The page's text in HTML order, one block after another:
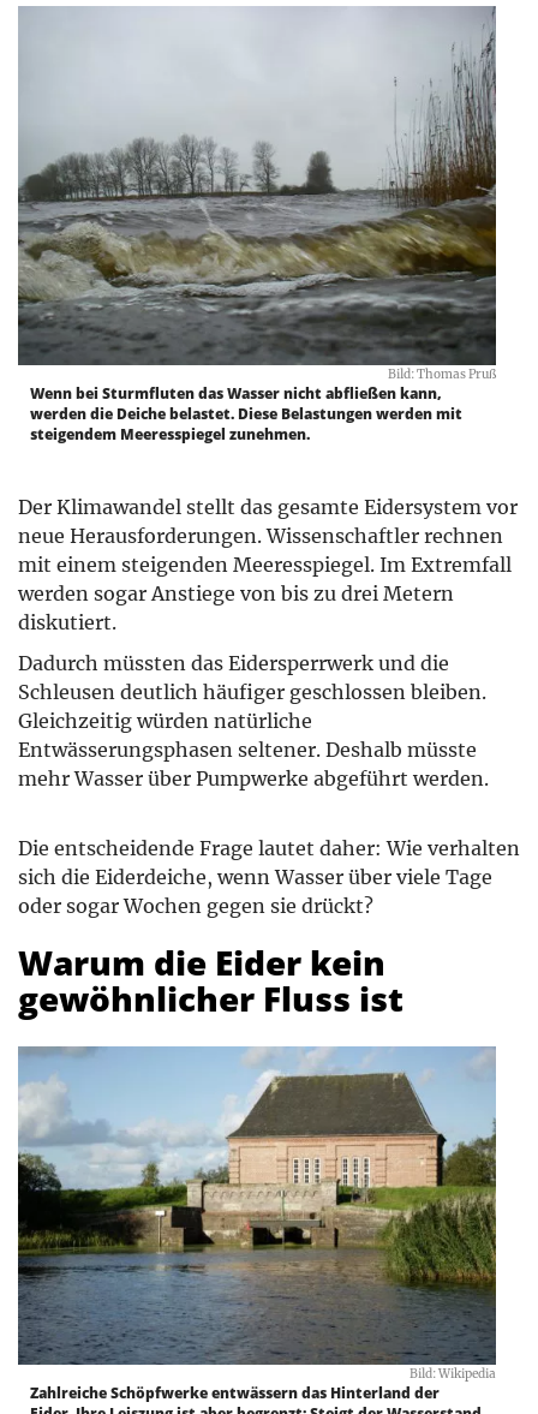
Bild: Thomas Pruß
Wenn bei Sturmfluten das Wasser nicht abfließen kann,
werden die Deiche belastet. Diese Belastungen werden mit
steigendem Meeresspiegel zunehmen.
Der Klimawandel stellt das gesamte Eidersystem vor
neue Herausforderungen. Wissenschaftler rechnen
mit einem steigenden Meeresspiegel. Im Extremfall
werden sogar Anstiege von bis zu drei Metern
diskutiert.
Dadurch müssten das Eidersperrwerk und die
Schleusen deutlich häufiger geschlossen bleiben.
Gleichzeitig würden natürliche
Entwässerungsphasen seltener. Deshalb müsste
mehr Wasser über Pumpwerke abgeführt werden.
Die entscheidende Frage lautet daher: Wie verhalten
sich die Eiderdeiche, wenn Wasser über viele Tage
oder sogar Wochen gegen sie drückt?
Warum die Eider kein
gewöhnlicher Fluss ist
Bild: Wikipedia
Zahlreiche Schöpfwerke entwässern das Hinterland der